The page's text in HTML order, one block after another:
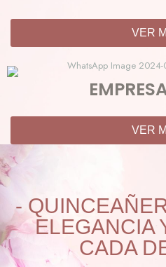
VER
VER
-
ELEGANCIA
CADA